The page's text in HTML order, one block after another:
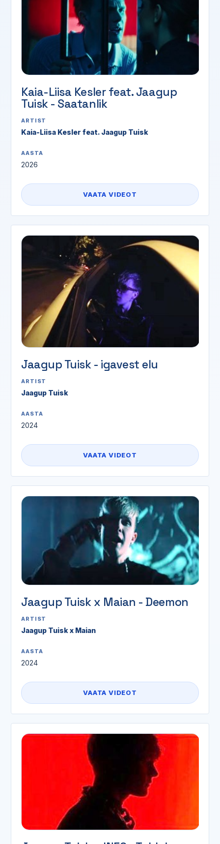
Kaia-Liisa Kesler feat. Jaagup
Tuisk - Saatanlik
ARTIST
Kaia-Liisa Kesler feat. Jaagup Tuisk
AASTA
2026
VAATA VIDEOT
Jaagup Tuisk - igavest elu
ARTIST
Jaagup Tuisk
AASTA
2024
VAATA VIDEOT
Jaagup Tuisk x Maian - Deemon
ARTIST
Jaagup Tuisk x Maian
AASTA
2024
VAATA VIDEOT